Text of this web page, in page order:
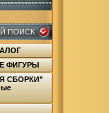
ПОИСК
ФИГУРЫ
СБОРКИ"